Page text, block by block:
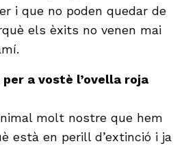
i que no poden quedar de
els èxits no venen mai
a vostè l’ovella roja
molt nostre que hem
està en perill d’extinció i ja